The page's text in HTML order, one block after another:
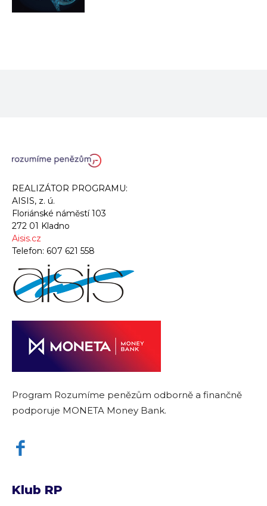
REALIZÁTOR PROGRAMU:
AISIS, z. ú.
Floriánské náměstí 103
272 01 Kladno
Aisis.cz
Telefon: 607 621 558
Program Rozumíme penězům odborně a finančně
podporuje MONETA Money Bank.
Klub RP